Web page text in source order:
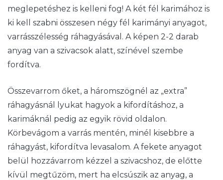
meglepetéshez is kelleni fog! A két fél karimához is
ki kell szabni összesen négy fél karimányi anyagot,
varrásszélesség ráhagyásával. A képen 2-2 darab
anyag van a szivacsok alatt, színével szembe
fordítva.
Összevarrom őket, a háromszögnél az „extra”
ráhagyásnál lyukat hagyok a kifordításhoz, a
karimáknál pedig az egyik rövid oldalon.
Körbevágom a varrás mentén, minél kisebbre a
ráhagyást, kifordítva levasalom. A fekete anyagot
belül hozzávarrom kézzel a szivacshoz, de előtte
kívül megtűzöm, mert ha elcsúszik az anyag, a